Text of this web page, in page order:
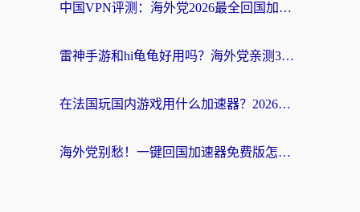
中国VPN评测：海外党2026最全回国加速器选择指南，告别地区限制不踩坑
雷神手游和hi龟龟好用吗？海外党亲测3款回国加速器，教你选对国外到国内加速器
在法国玩国内游戏用什么加速器？2026实测解决延迟卡顿的实用指南
海外党别愁！一键回国加速器免费版怎么选？从踩坑到流畅访问的全攻略